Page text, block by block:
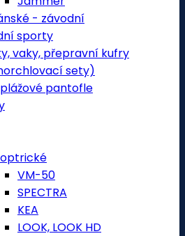
- závodní
sporty
vaky, přepravní kufry
sety)
pantofle
VM-50
SPECTRA
KEA
LOOK, LOOK HD